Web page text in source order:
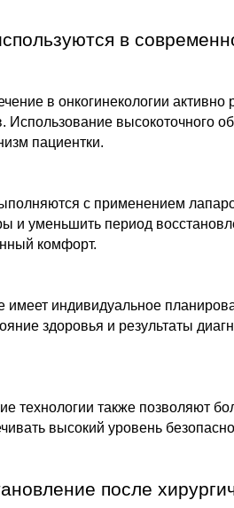
в
в онкогинекологии
высокоточного
пациентки.
с применением
и уменьшить период
комфорт.
имеет индивидуальное
здоровья и результаты
технологии также позволяют
высокий уровень
после